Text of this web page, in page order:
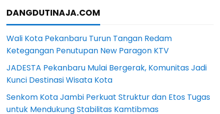
DANGDUTINAJA.COM
Wali Kota Pekanbaru Turun Tangan Redam
Ketegangan Penutupan New Paragon KTV
JADESTA Pekanbaru Mulai Bergerak, Komunitas Jadi
Kunci Destinasi Wisata Kota
Senkom Kota Jambi Perkuat Struktur dan Etos Tugas
untuk Mendukung Stabilitas Kamtibmas